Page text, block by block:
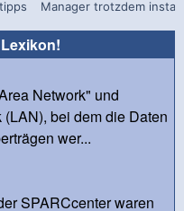
Manager trotzdem
Network" und
bei dem die Daten
wer...
SPARCcenter waren